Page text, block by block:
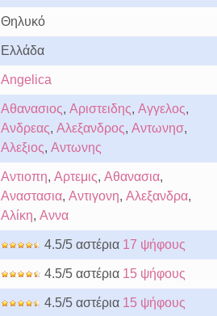
Θηλυκό
Ελλάδα
Angelica
Αθανασιος, Αριστειδης, Αγγελος,
Ανδρεας, Αλεξανδρος, Αντωνησ,
Αλεξιος, Αντωνης
Αντιοπη, Αρτεμις, Αθανασια,
Αναστασια, Αντιγονη, Αλεξανδρα,
Αλίκη, Αννα
4.5/5 αστέρια 17 ψήφους
4.5/5 αστέρια 15 ψήφους
4.5/5 αστέρια 15 ψήφους